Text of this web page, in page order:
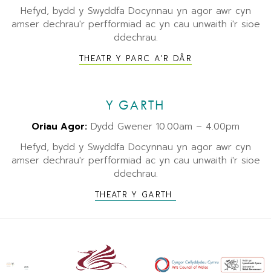
Hefyd, bydd y Swyddfa Docynnau yn agor awr cyn
amser dechrau'r perfformiad ac yn cau unwaith i'r sioe
ddechrau.
THEATR Y PARC A'R DÂR
Y GARTH
Oriau Agor: Dydd Gwener 10.00am – 4.00pm
Hefyd, bydd y Swyddfa Docynnau yn agor awr cyn
amser dechrau'r perfformiad ac yn cau unwaith i'r sioe
ddechrau.
THEATR Y GARTH